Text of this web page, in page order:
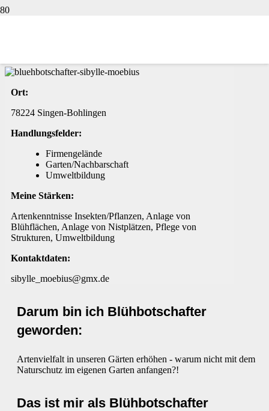
Ort:
78224 Singen-Bohlingen
Handlungsfelder:
Firmengelände
Garten/Nachbarschaft
Umweltbildung
Meine Stärken:
Artenkenntnisse Insekten/Pflanzen, Anlage von
Blühflächen, Anlage von Nistplätzen, Pflege von
Strukturen, Umweltbildung
Kontaktdaten:
sibylle_moebius@gmx.de
Darum bin ich Blühbotschafter
geworden:
Artenvielfalt in unseren Gärten erhöhen - warum nicht mit dem
Naturschutz im eigenen Garten anfangen?!
Das ist mir als Blühbotschafter